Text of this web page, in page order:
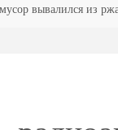
вывалился из